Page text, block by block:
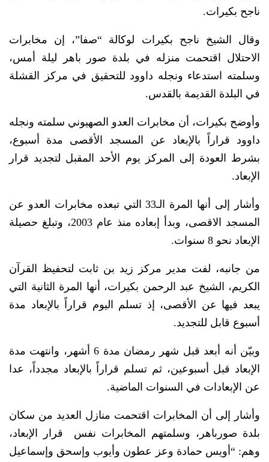
ناجح بكيرات.
وقال الشيخ ناجح بكيرات لوكالة “صفا”، إن مخابرات
الاحتلال اقتحمت منزله في بلدة صور باهر ليلة أمس،
وسلمته استدعاء ونجله داوود للتحقيق في مركز القشلة
في البلدة القديمة بالقدس.
وأوضح بكيرات، أن مخابرات العدو الصهيوني سلمته ونجله
داوود قراراً بالإبعاد عن المسجد الأقصى مدة أسبوع،
بشرط العودة إلى المركز يوم الأحد المقبل لتجديد قرار
الإبعاد.
وأشار إلى أنها المرة الـ33 التي تبعده مخابرات العدو عن
المسجد الاقصى، وبدأ إبعاده منذ عام 2003، وتبلغ حصيلة
الإبعاد نحو 8 سنوات.
من جانبه، لفت مدير مركز زيد بن ثابت لتحفيظ القرآن
الكريم، الشيخ عبد الرحمن بكيرات، أنها المرة الثانية التي
يبعد فيها عن الأقصى، إذ تسلم اليوم قراراً بالإبعاد مدة
أسبوع قابل للتجديد.
وبيّن أنه أبعد قبل شهر رمضان مدة 6 أشهر، وانتهت مدة
الإبعاد قبل أسبوعين، ثم تسلم قراراً بالإبعاد مجدداً، عدا
عن الإبعادات في السنوات الماضية.
وأشار إلى أن المخابرات اقتحمت منازل العديد من سكان
بلدة صورباهر، وسلمتهم المخابرات نفس قرار الإبعاد،
وهم: “أويس حمادة وعز عطون وأيوب وإسحق وإسماعيل